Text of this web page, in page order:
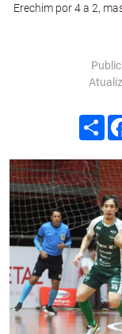
Erechim por 4 a 2,